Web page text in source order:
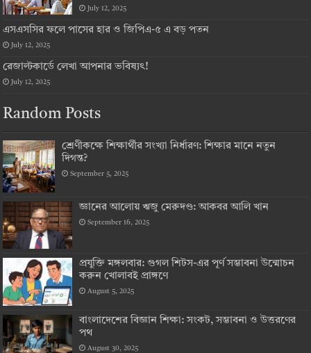
July 12, 2025
এসএসসির ফলে পাসের হার ও জিপিএ-৫ এ বড় পতন
July 12, 2025
রেজাল্টকার্ডে লেখা আপনার ভবিষ্যৎ!
July 12, 2025
Random Posts
শ্রেণীকক্ষে শিক্ষার্থীর সংখ্যা নির্ধারণ: শিক্ষার মানে নতুন
দিগন্ত?
September 5, 2025
জ্ঞানের আলোয় ঋজু মেরুদণ্ড: আকবর আলি খান
September 16, 2025
প্রযুক্তি মঙ্গলবার: গুগল শিটস-এর পূর্ণ সম্ভাবনা উন্মোচন
করুন খোলাবই প্রাঙ্গণে
August 5, 2025
বাংলাদেশের বিজ্ঞান শিক্ষা: সংকট, সম্ভাবনা ও উত্তরণের
পথ
August 30, 2025